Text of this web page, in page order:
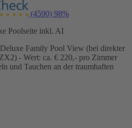
(4590) 98%
Poolseite inkl. AI
Family Pool View (bei direkter
- Wert: ca. € 220,- pro Zimmer
und Tauchen an der traumhaften